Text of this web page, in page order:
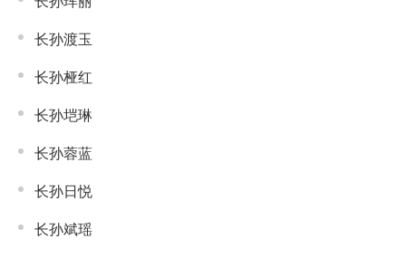
长孙渡玉
长孙桠红
长孙垲琳
长孙蓉蓝
长孙日悦
长孙斌瑶